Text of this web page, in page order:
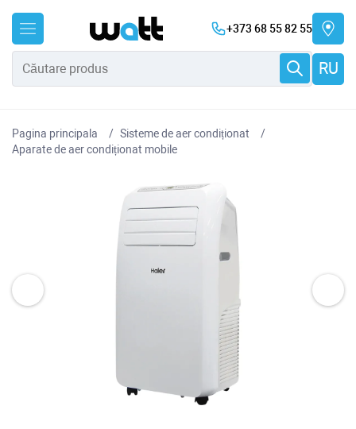
+373 68 55 82 55
RU
Pagina principala
Sisteme de aer condiționat
Aparate de aer condiționat mobile